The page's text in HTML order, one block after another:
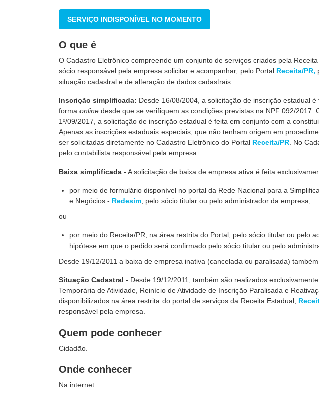
SERVIÇO INDISPONÍVEL NO MOMENTO
O que é
O Cadastro Eletrônico compreende um conjunto de serviços criados pela
sócio responsável pela empresa solicitar e acompanhar, pelo Portal Receita/PR,
situação cadastral e de alteração de dados cadastrais.
Inscrição simplificada: Desde 16/08/2004, a solicitação de inscrição estadual
forma online desde que se verifiquem as condições previstas na NPF 092/2017.
1º/09/2017, a solicitação de inscrição estadual é feita em conjunto com a
Apenas as inscrições estaduais especiais, que não tenham origem em
ser solicitadas diretamente no Cadastro Eletrônico do Portal Receita/PR . No
pelo contabilista responsável pela empresa.
Baixa simplificada - A solicitação de baixa de empresa ativa é feita
por meio de formulário disponível no portal da Rede Nacional para a
e Negócios - Redesim , pelo sócio titular ou pelo administrador da empresa;
ou
por meio do Receita/PR, na área restrita do Portal, pelo sócio titular ou pelo
hipótese em que o pedido será confirmado pelo sócio titular ou pelo
Desde 19/12/2011 a baixa de empresa inativa (cancelada ou paralisada)
Situação Cadastral - Desde 19/12/2011, também são realizados
Temporária de Atividade, Reinício de Atividade de Inscrição Paralisada e
disponibilizados na área restrita do portal de serviços da Receita Estadual,
responsável pela empresa.
Quem pode conhecer
Cidadão.
Onde conhecer
Na internet.